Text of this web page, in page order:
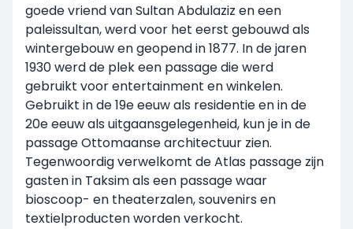
goede vriend van Sultan Abdulaziz en een
paleissultan, werd voor het eerst gebouwd als
wintergebouw en geopend in 1877. In de jaren
1930 werd de plek een passage die werd
gebruikt voor entertainment en winkelen.
Gebruikt in de 19e eeuw als residentie en in de
20e eeuw als uitgaansgelegenheid, kun je in de
passage Ottomaanse architectuur zien.
Tegenwoordig verwelkomt de Atlas passage zijn
gasten in Taksim als een passage waar
bioscoop- en theaterzalen, souvenirs en
textielproducten worden verkocht.